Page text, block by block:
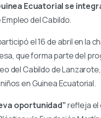
Ecuatorial se
del Cabildo.
el 16 de abril en la
que forma parte del
del Cabildo de
en Guinea Ecuatorial.
oportunidad”refleja el